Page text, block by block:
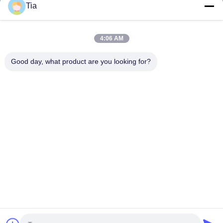
Быстрые Ссылки
Продукты
Tia
4:06 AM
Good day, what product are you looking for?